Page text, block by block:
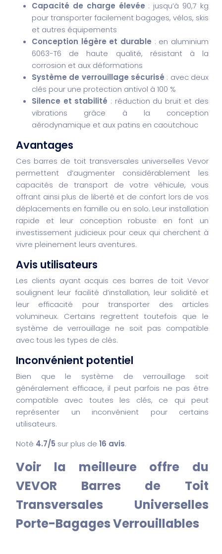
Capacité de charge élevée : jusqu’à 90,7 kg
pour transporter facilement bagages, vélos, skis
et autres équipements
Conception légère et durable : en aluminium
6063-T6 de haute qualité, résistant à la
corrosion et aux déformations
Système de verrouillage sécurisé : avec deux
clés pour une protection antivol à 100 %
Silence et stabilité : réduction du bruit et des
vibrations grâce à la conception
aérodynamique et aux patins en caoutchouc
Avantages
Ces barres de toit transversales universelles Vevor
permettent d’augmenter considérablement les
capacités de transport de votre véhicule, vous
offrant ainsi plus de liberté et de confort lors de vos
déplacements en famille ou en solo. Leur installation
rapide et leur conception robuste en font un
investissement judicieux pour ceux qui cherchent à
vivre pleinement leurs aventures.
Avis utilisateurs
Les clients ayant acquis ces barres de toit Vevor
soulignent leur facilité d’installation, leur solidité et
leur efficacité pour transporter des articles
volumineux. Certains regrettent toutefois que le
système de verrouillage ne soit pas compatible
avec tous les types de clés.
Inconvénient potentiel
Bien que le système de verrouillage soit
généralement efficace, il peut parfois ne pas être
compatible avec toutes les clés, ce qui peut
représenter un inconvénient pour certains
utilisateurs.
Noté 4.7/5 sur plus de 16 avis.
Voir la meilleure offre du
VEVOR Barres de Toit
Transversales Universelles
Porte-Bagages Verrouillables